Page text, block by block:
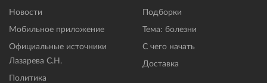
Новости
Мобильное приложение
Официальные источники
Лазарева С.Н.
Политика
Подборки
Тема: болезни
С чего начать
Доставка